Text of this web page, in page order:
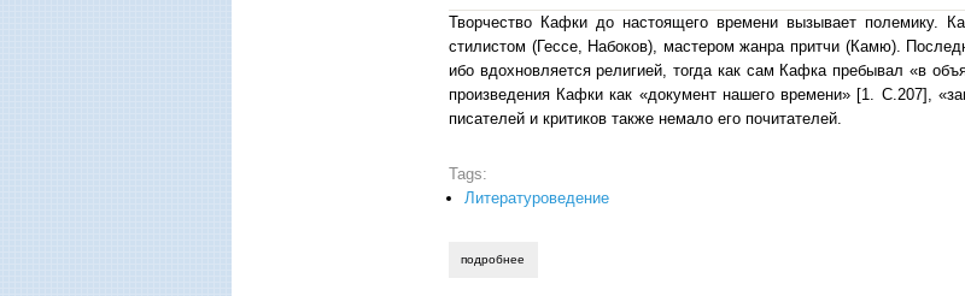
Творчество Кафки до настоящего времени вызывает полемику.
стилистом (Гессе, Набоков), мастером жанра притчи (Камю).
ибо вдохновляется религией, тогда как сам Кафка пребывал «в
произведения Кафки как «документ нашего времени» [1. C.207],
писателей и критиков также немало его почитателей.
Tags:
Литературоведение
подробнее